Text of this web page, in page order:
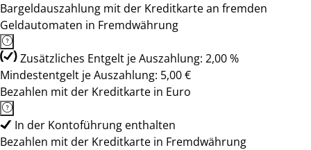
Bargeldauszahlung mit der Kreditkarte an fremden
Geldautomaten in Fremdwährung
Zusätzliches Entgelt je Auszahlung: 2,00 %
Mindestentgelt je Auszahlung: 5,00 €
Bezahlen mit der Kreditkarte in Euro
In der Kontoführung enthalten
Bezahlen mit der Kreditkarte in Fremdwährung